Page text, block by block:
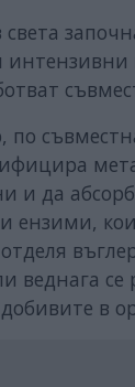
интензивни
по
и да
ензими,
отделя
веднага
в